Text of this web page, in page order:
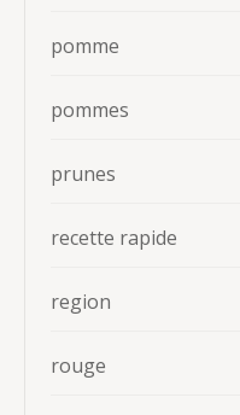
pomme
pommes
prunes
recette rapide
region
rouge